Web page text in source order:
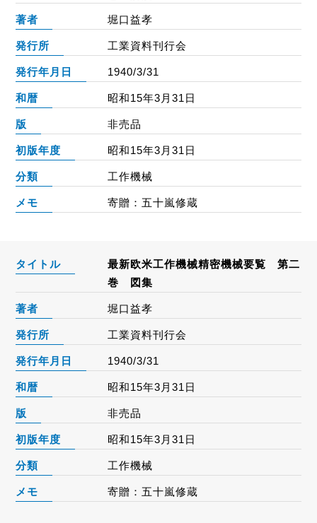
著者 堀口益孝
発行所 工業資料刊行会
発行年月日 1940/3/31
和暦 昭和15年3月31日
版 非売品
初版年度 昭和15年3月31日
分類 工作機械
メモ 寄贈：五十嵐修蔵
タイトル
最新欧米工作機械精密機械要覧 第二
巻 図集
著者 堀口益孝
発行所 工業資料刊行会
発行年月日 1940/3/31
和暦 昭和15年3月31日
版 非売品
初版年度 昭和15年3月31日
分類 工作機械
メモ 寄贈：五十嵐修蔵